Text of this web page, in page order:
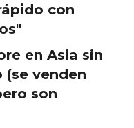
con
en Asia sin
(se venden
son